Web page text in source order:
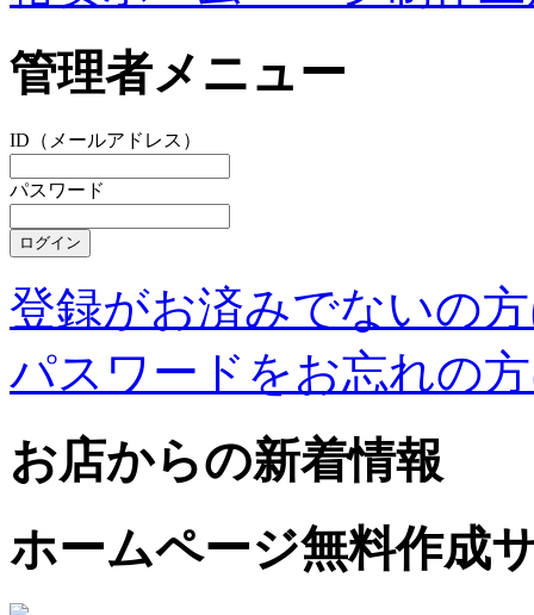
管理者メニュー
ID（メールアドレス）
パスワード
登録がお済みでないの
パスワードをお忘れの
お店からの新着情報
ホームページ無料作成